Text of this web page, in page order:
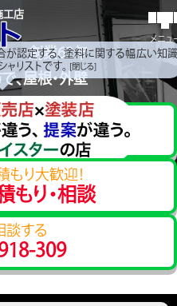
工店
メニュ
創業62年
、屋根・外壁
塗り替えなら
におまかせ！
販売 = より
安心価格で
が認定する、塗料に関する幅広い知識
リストです。
[閉じる]
り大歓迎！
り・相談
談する
309